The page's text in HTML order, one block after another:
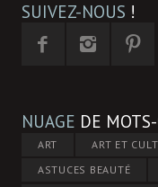
SUIVEZ-NOUS !
NUAGE DE
ART ART ET
ASTUCES BEAUTÉ